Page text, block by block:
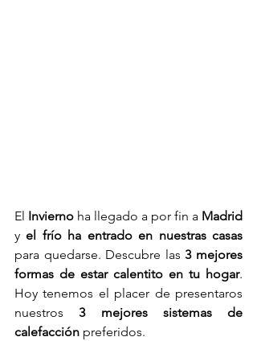
El Invierno ha llegado a por fin a Madrid
y el frío ha entrado en nuestras casas
para quedarse. Descubre las 3 mejores
formas de estar calentito en tu hogar.
Hoy tenemos el placer de presentaros
nuestros 3 mejores sistemas de
calefacción preferidos.